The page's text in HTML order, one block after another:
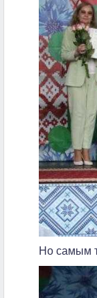
Но самым